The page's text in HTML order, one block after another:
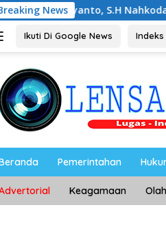
News
S.H Nahkodai BPC Peradin
Ikuti Di Google News
Pemerintahan
Keagamaan